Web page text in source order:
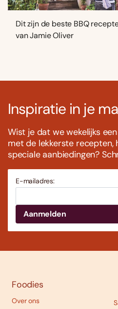
Dit zijn de beste BBQ
van Jamie Oliver
Inspiratie in je
Wist je dat we wekelijks
met de lekkerste recepten,
speciale aanbiedingen?
E-mailadres:
Foodies
Over ons